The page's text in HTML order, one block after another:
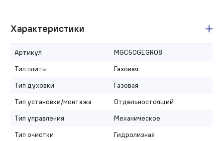
Характеристики
Артикул
MGC50GEGR08
Тип плиты
Газовая
Тип духовки
Газовая
Тип установки/монтажа
Отдельностоящий
Тип управления
Механическое
Тип очистки
Гидролизная